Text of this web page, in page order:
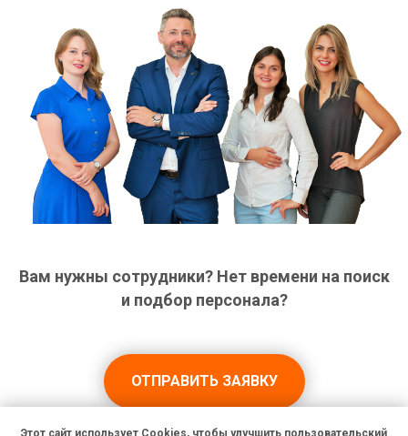
Вам нужны сотрудники? Нет времени на поиск
и подбор персонала?
ОТПРАВИТЬ ЗАЯВКУ